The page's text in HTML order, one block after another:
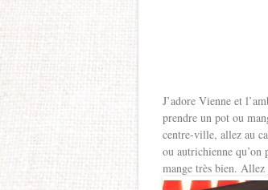
J’adore Vienne et
prendre un pot ou
centre-ville, allez au
ou autrichienne qu’on
mange très bien.